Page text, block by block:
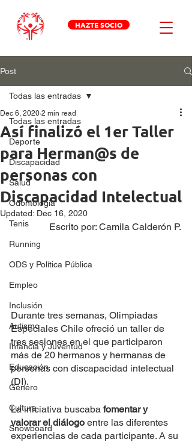
HAZTE SOCIO
Post
Todas las entradas
Deporte
Discapacidad
Salud
Odontologia
Tenis
Running
ODS y Política Pública
Empleo
Inclusión
Autismo
Infancia y Juventud
Educación
Género
Cultura
Snowboard
Todas las entradas
Así finalizó el 1er Taller
para Herman@s de
personas con
Discapacidad Intelectual
Dec 6, 2020 2 min read
Updated: Dec 16, 2020
Escrito por: Camila Calderón P.
Durante tres semanas, Olimpiadas
Especiales Chile ofreció un taller de
tres sesiones en el que participaron
más de 20 hermanos y hermanas de
personas con discapacidad intelectual
(DI).
La iniciativa buscaba fomentar y
valorar el diálogo entre las diferentes
experiencias de cada participante. A su